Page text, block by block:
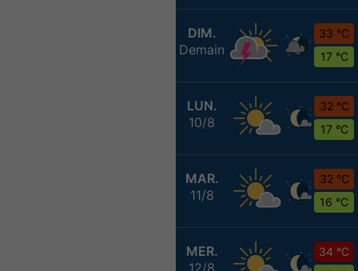
DIM.
Demain
33 °C
17 °C
LUN.
10/8
32 °C
17 °C
MAR.
11/8
32 °C
16 °C
MER.
12/8
34 °C